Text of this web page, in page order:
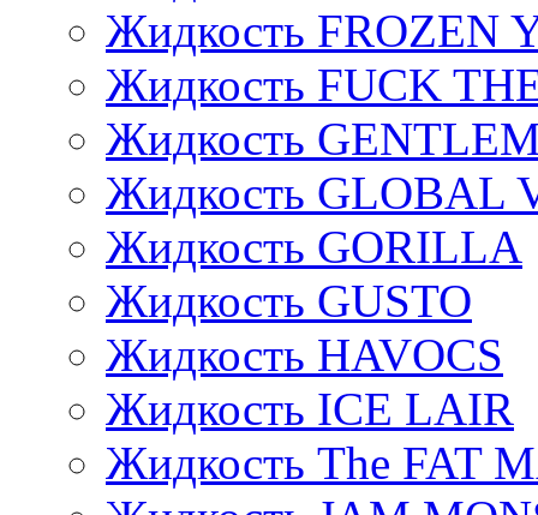
Жидкость FROZEN
Жидкость FUCK
Жидкость
Жидкость GLOBAL
Жидкость GORILLA
Жидкость GUSTO
Жидкость HAVOCS
Жидкость ICE LAIR
Жидкость The FAT